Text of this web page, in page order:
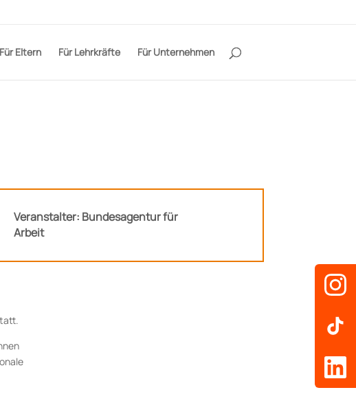
Für Eltern Für Lehrkräfte Für Unternehmen
Veranstalter: Bundesagentur für
Arbeit